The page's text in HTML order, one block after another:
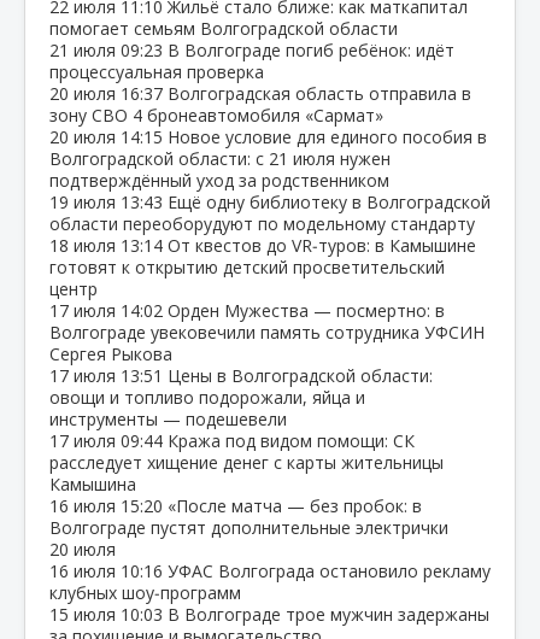
22 июля 11:10 Жильё стало ближе: как маткапитал
помогает семьям Волгоградской области
21 июля 09:23 В Волгограде погиб ребёнок: идёт
процессуальная проверка
20 июля 16:37 Волгоградская область отправила в
зону СВО 4 бронеавтомобиля «Сармат»
20 июля 14:15 Новое условие для единого пособия в
Волгоградской области: с 21 июля нужен
подтверждённый уход за родственником
19 июля 13:43 Ещё одну библиотеку в Волгоградской
области переоборудуют по модельному стандарту
18 июля 13:14 От квестов до VR‑туров: в Камышине
готовят к открытию детский просветительский
центр
17 июля 14:02 Орден Мужества — посмертно: в
Волгограде увековечили память сотрудника УФСИН
Сергея Рыкова
17 июля 13:51 Цены в Волгоградской области:
овощи и топливо подорожали, яйца и
инструменты — подешевели
17 июля 09:44 Кража под видом помощи: СК
расследует хищение денег с карты жительницы
Камышина
16 июля 15:20 «После матча — без пробок: в
Волгограде пустят дополнительные электрички
20 июля
16 июля 10:16 УФАС Волгограда остановило рекламу
клубных шоу‑программ
15 июля 10:03 В Волгограде трое мужчин задержаны